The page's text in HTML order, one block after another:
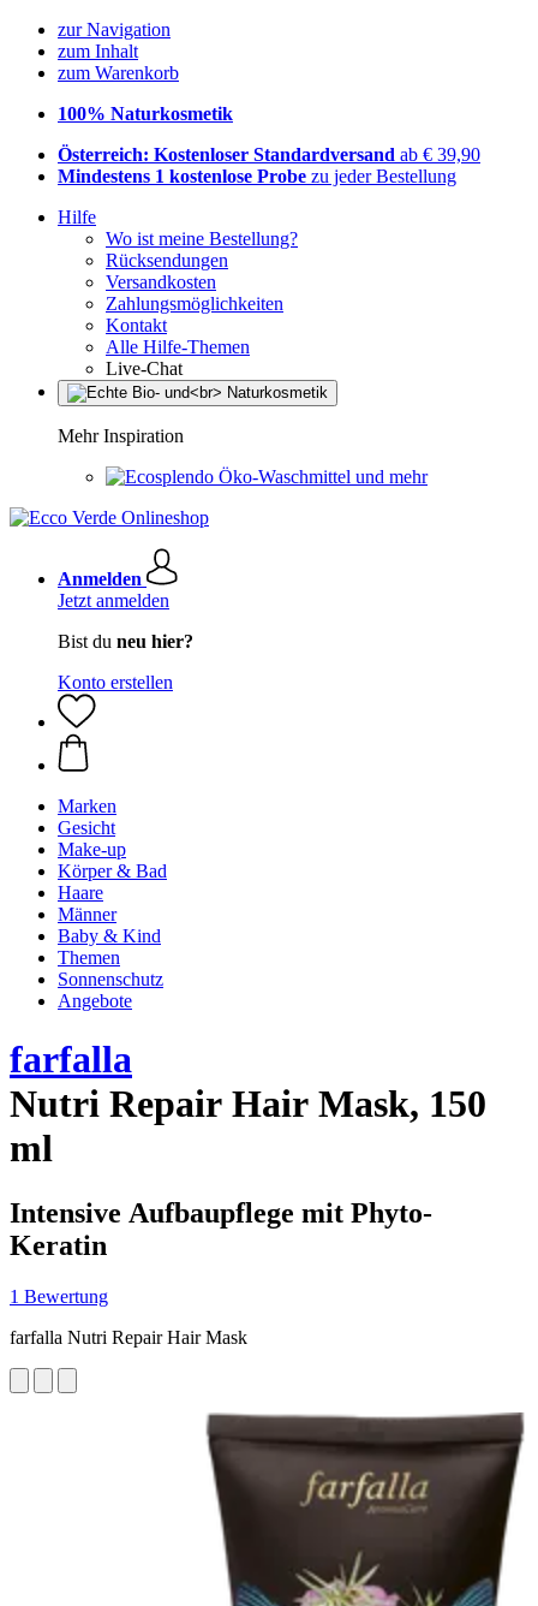
zur Navigation
zum Inhalt
zum Warenkorb
100% Naturkosmetik
Österreich: Kostenloser Standardversand ab € 39,90
Mindestens 1 kostenlose Probe zu jeder Bestellung
Hilfe
Wo ist meine Bestellung?
Rücksendungen
Versandkosten
Zahlungsmöglichkeiten
Kontakt
Alle Hilfe-Themen
Live-Chat
Mehr Inspiration
Öko-Waschmittel und mehr
Anmelden
Jetzt anmelden
Bist du neu hier?
Konto erstellen
Marken
Gesicht
Make-up
Körper & Bad
Haare
Männer
Baby & Kind
Themen
Sonnenschutz
Angebote
farfalla
Nutri Repair Hair Mask, 150
ml
Intensive Aufbaupflege mit Phyto-
Keratin
1 Bewertung
farfalla Nutri Repair Hair Mask